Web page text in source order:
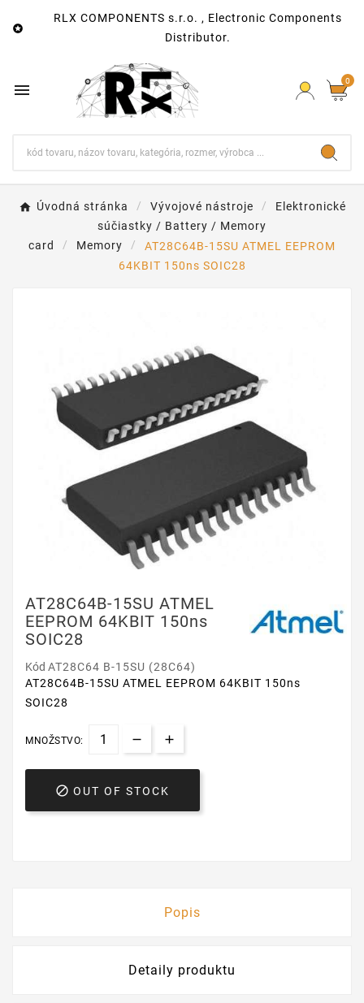

RLX COMPONENTS s.r.o. , Electronic Components
Distributor.
 0
Úvodná stránka Vývojové nástroje
Elektronické
súčiastky / Battery / Memory
card
Memory
AT28C64B-15SU ATMEL EEPROM
64KBIT 150ns SOIC28
AT28C64B-15SU ATMEL
EEPROM 64KBIT 150ns
SOIC28
Kód AT28C64 B-15SU (28C64)
AT28C64B-15SU ATMEL EEPROM 64KBIT 150ns
SOIC28
MNOŽSTVO:
 OUT OF STOCK
Popis
Detaily produktu